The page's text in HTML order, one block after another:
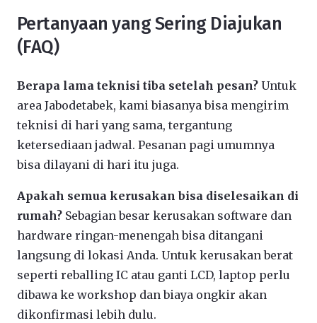
Pertanyaan yang Sering Diajukan
(FAQ)
Berapa lama teknisi tiba setelah pesan? Untuk
area Jabodetabek, kami biasanya bisa mengirim
teknisi di hari yang sama, tergantung
ketersediaan jadwal. Pesanan pagi umumnya
bisa dilayani di hari itu juga.
Apakah semua kerusakan bisa diselesaikan di
rumah? Sebagian besar kerusakan software dan
hardware ringan-menengah bisa ditangani
langsung di lokasi Anda. Untuk kerusakan berat
seperti reballing IC atau ganti LCD, laptop perlu
dibawa ke workshop dan biaya ongkir akan
dikonfirmasi lebih dulu.